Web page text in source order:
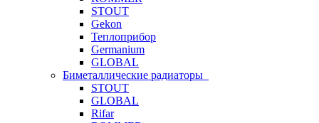
STOUT
Gekon
Теплоприбор
Germanium
GLOBAL
Биметаллические радиаторы
STOUT
GLOBAL
Rifar